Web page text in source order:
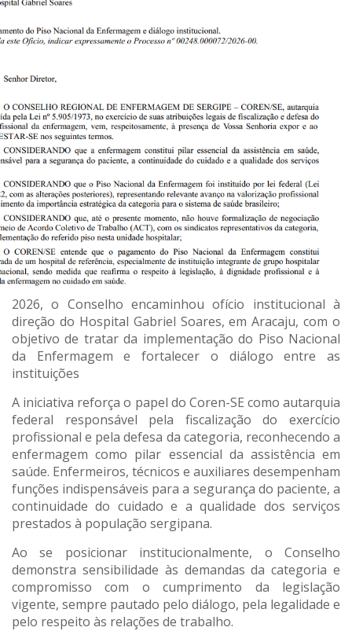
2026, o Conselho encaminhou ofício institucional à
direção do Hospital Gabriel Soares, em Aracaju, com o
objetivo de tratar da implementação do Piso Nacional
da Enfermagem e fortalecer o diálogo entre as
instituições
A iniciativa reforça o papel do Coren-SE como autarquia
federal responsável pela fiscalização do exercício
profissional e pela defesa da categoria, reconhecendo a
enfermagem como pilar essencial da assistência em
saúde. Enfermeiros, técnicos e auxiliares desempenham
funções indispensáveis para a segurança do paciente, a
continuidade do cuidado e a qualidade dos serviços
prestados à população sergipana.
Ao se posicionar institucionalmente, o Conselho
demonstra sensibilidade às demandas da categoria e
compromisso com o cumprimento da legislação
vigente, sempre pautado pelo diálogo, pela legalidade e
pelo respeito às relações de trabalho.